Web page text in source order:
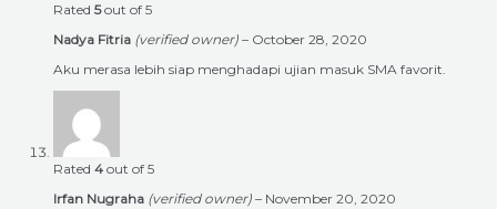
Rated 5out of 5
Nadya Fitria (verified owner) – October 28, 2020
Aku merasa lebih siap menghadapi ujian masuk SMA favorit.
Rated 4 out of 5
Irfan Nugraha (verified owner) – November 20, 2020